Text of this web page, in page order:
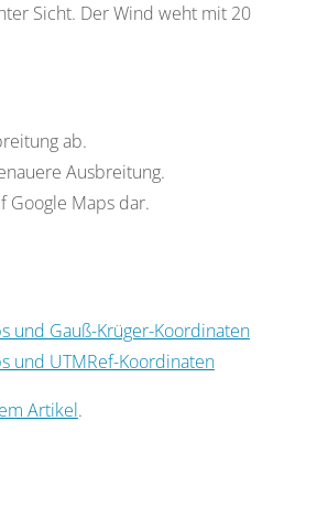
Sicht. Der Wind weht mit 20
ab.
Ausbreitung.
Google Maps dar.
und Gauß-Krüger-Koordinaten
und UTMRef-Koordinaten
Artikel.